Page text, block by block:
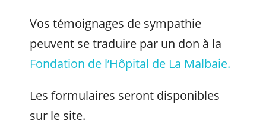
Vos témoignages de sympathie
peuvent se traduire par un don à la
Fondation de l’Hôpital de La Malbaie.
Les formulaires seront disponibles
sur le site.